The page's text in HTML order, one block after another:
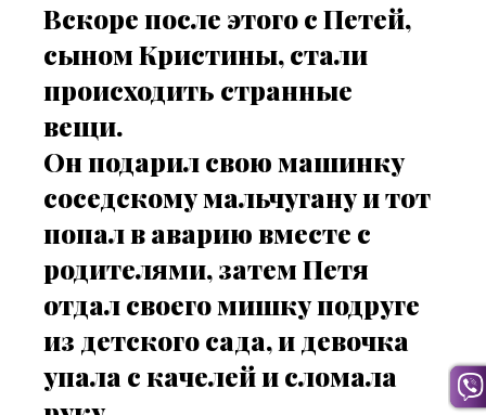
Вскоре после этого с Петей,
сыном Кристины, стали
происходить странные
вещи.
Он подарил свою машинку
соседскому мальчугану и тот
попал в аварию вместе с
родителями, затем Петя
отдал своего мишку подруге
из детского сада, и девочка
упала с качелей и сломала